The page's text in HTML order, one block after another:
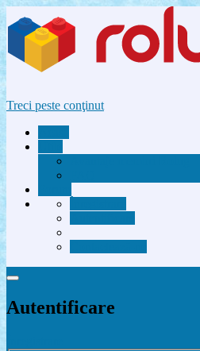
Treci peste conţinut
Autentificare